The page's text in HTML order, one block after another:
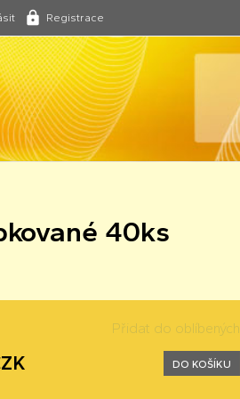
Registrace
40ks
Přidat do oblíbených
DO KOŠÍKU